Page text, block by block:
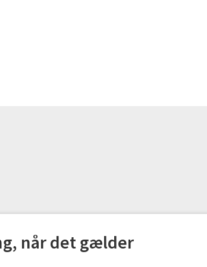
når det gælder